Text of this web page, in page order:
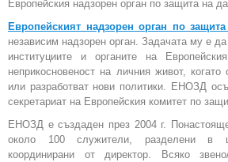
Европейския надзорен орган по защита на
Европейският надзорен орган по
независим надзорен орган. Задачата му е да
институциите и органите на
неприкосновеност на личния живот,
или разработват нови политики. ЕНОЗД
секретариат на Европейския комитет по
ЕНОЗД е създаден през 2004 г.
около 100 служители, разделени в
координирани от директор. Всяко